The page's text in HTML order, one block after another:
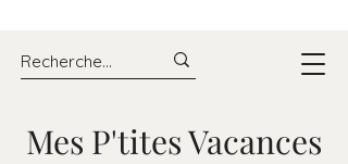
Mes P'tites Vacances